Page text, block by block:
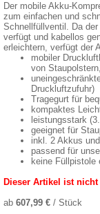
Der mobile Akku-
zum einfachen und
Schnellfüllventil. Da
verfügt und kabellos
erleichtern, verfügt der
mobiler
von
Druckluftzufuhr)
Tragegurt für
kompaktes
leistungsstark
geeignet für
inkl. 2 Akkus
passend für
keine Füllpistole
Dieser Artikel ist
ab 607,99 € / Stück